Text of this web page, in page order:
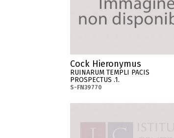
Cock Hieronymus
RUINARUM TEMPLI PACIS
PROSPECTUS .1.
S-FN39770